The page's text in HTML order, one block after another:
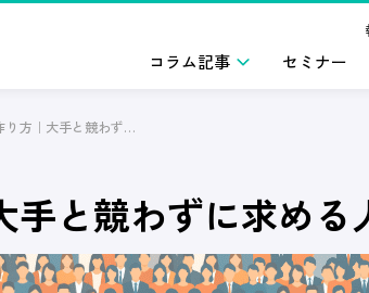
コラム記事 セミナー
採用ペルソナの作り方｜大手と競わずに求める人材を惹きつけるコツ
と競わずに求める